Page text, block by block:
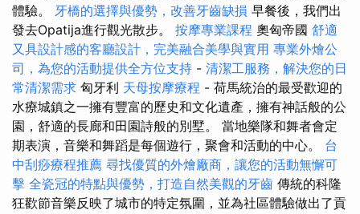
體驗。 牙橋的選擇與優勢，改善牙齒缺損 早餐後，我們出
發去Opatija進行觀光散步。 按摩專業課程 奧匈帝國 舒適
又具設計感的客廳設計，完美融合美學與實用 專業外燴公
司，為您的活動提供全方位支持 - 清潔工服務，解決您的日
常清潔需求 匈牙利 天母按摩療程 - 荷馬統治的最受歡迎的
水療城鎮之一擁有豐富的歷史和文化遺產，擁有神話般的公
園，舒適的長廊和田園詩般的別墅。 當地樂隊和舞者會定
期表演，音樂和舞蹈是每個遊行，聚會和活動的中心。 台
中刮痧療程推薦 尋找優質的外燴廠商，讓您的活動無懈可
擊 全瓷冠的特點與優勢，打造自然美觀的牙齒 傳統的科隆
狂歡節音樂反映了城市的特定氛圍，並為社區體驗做出了貢